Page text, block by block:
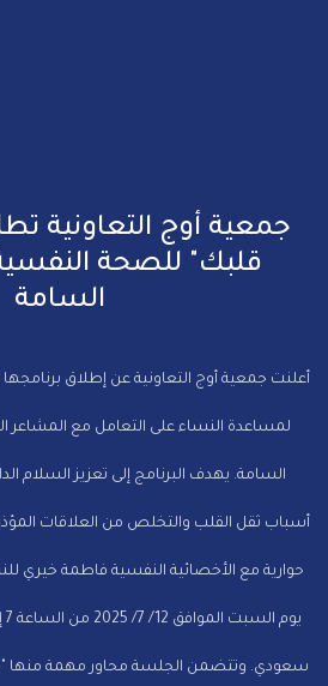
جمعية أوج التعاونية
قلبك" للصحة
السامة
أعلنت جمعية أوج التعاونية عن إطلاق
لمساعدة النساء على التعامل مع المشاعر
السامة. يهدف البرنامج إلى تعزيز السلام
أسباب ثقل القلب والتخلص من العلاقات
حوارية مع الأخصائية النفسية فاطمة خيري
سعودي. وتتضمن الجلسة محاور مهمة منها "ما